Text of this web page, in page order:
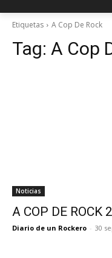
Etiquetas A Cop De Rock
Tag: A Cop
Noticias
A COP DE ROCK
Diario de un Rockero - 30